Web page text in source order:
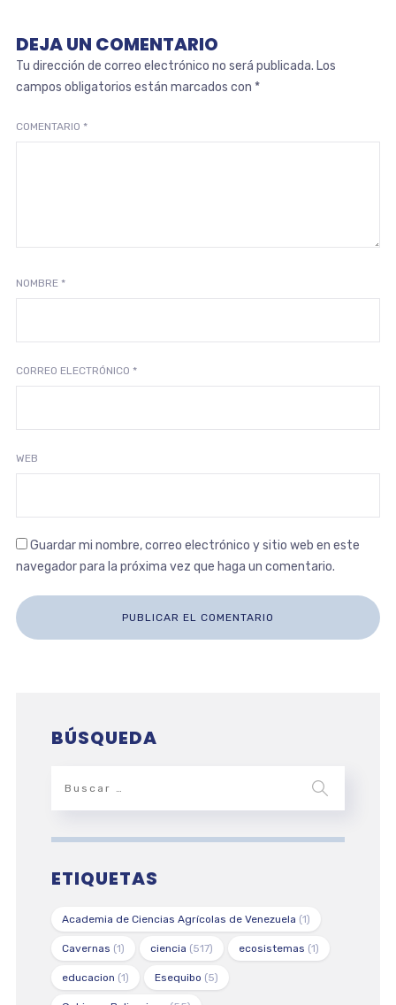
DEJA UN COMENTARIO
Tu dirección de correo electrónico no será publicada. Los
campos obligatorios están marcados con *
COMENTARIO *
NOMBRE *
CORREO ELECTRÓNICO *
WEB
Guardar mi nombre, correo electrónico y sitio web en este
navegador para la próxima vez que haga un comentario.
BÚSQUEDA
ETIQUETAS
Academia de Ciencias Agrícolas de Venezuela (1)
Cavernas (1) ciencia (517) ecosistemas (1)
educacion (1) Esequibo (5)